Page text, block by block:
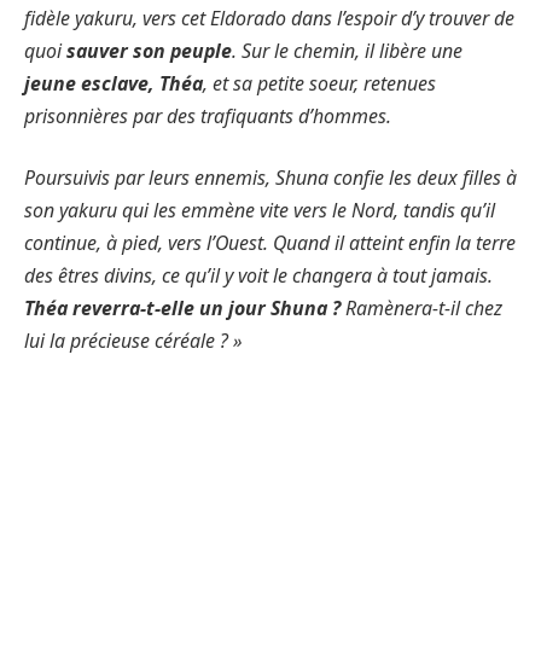
fidèle yakuru, vers cet Eldorado dans l’espoir d’y trouver de
quoisauver son peuple. Sur le chemin, il libère une
jeune esclave, Théa, et sa petite soeur, retenues
prisonnières par des trafiquants d’hommes.
Poursuivis par leurs ennemis, Shuna confie les deux filles à
son yakuru qui les emmène vite vers le Nord, tandis qu’il
continue, à pied, vers l’Ouest. Quand il atteint enfin la terre
des êtres divins, ce qu’il y voit le changera à tout jamais.
Théa reverra-t-elle un jour Shuna ?Ramènera-t-il chez
lui la précieuse céréale ? »